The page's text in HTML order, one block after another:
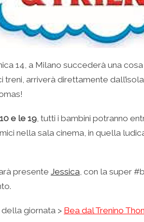
14, a Milano succederà una
treni, arriverà direttamente
e le 19 , tutti i bambini potranno
nella sala cinema, in quella
presente Jessica , con la super
giornata > Bea dal Trenino